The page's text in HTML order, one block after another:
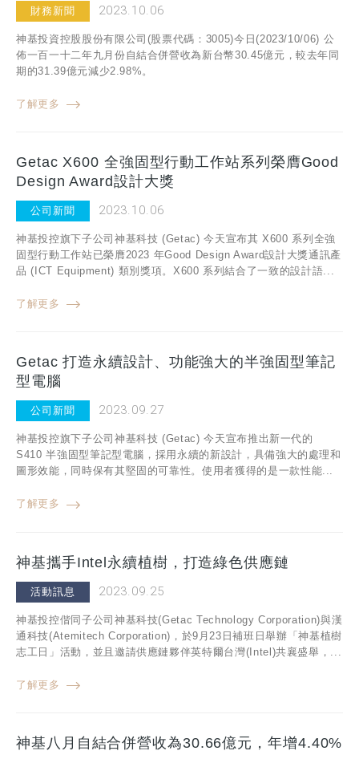
財務新聞 2023.10.06
神基投資控股股份有限公司(股票代碼：3005)今日(2023/10/06) 公
佈一百一十二年九月份自結合併營收為新台幣30.45億元，較去年同
期的31.39億元減少2.98%。
了解更多
Getac X600 全強固型行動工作站系列榮膺Good
Design Award設計大獎
公司新聞 2023.10.06
神基投控旗下子公司神基科技 (Getac) 今天宣布其 X600 系列全強
固型行動工作站已榮膺2023 年Good Design Award設計大獎通訊產
品 (ICT Equipment) 類別獎項。X600 系列結合了一致的設計語...
了解更多
Getac 打造永續設計、功能強大的半強固型筆記
型電腦
公司新聞 2023.09.27
神基投控旗下子公司神基科技 (Getac) 今天宣布推出新一代的
S410 半強固型筆記型電腦，採用永續的新設計，具備強大的處理和
圖形效能，同時保有其堅固的可靠性。使用者獲得的是一款性能...
了解更多
神基攜手Intel永續植樹，打造綠色供應鏈
活動訊息 2023.09.25
神基投控偕同子公司神基科技(Getac Technology Corporation)與漢
通科技(Atemitech Corporation)，於9月23日補班日舉辦「神基植樹
志工日」活動，並且邀請供應鏈夥伴英特爾台灣(Intel)共襄盛舉，...
了解更多
神基八月自結合併營收為30.66億元，年增4.40%